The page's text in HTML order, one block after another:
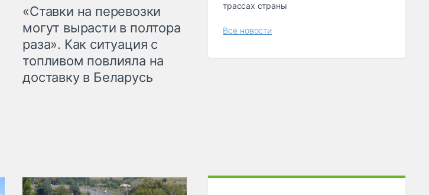
«Ставки на перевозки
могут вырасти в полтора
раза». Как ситуация с
топливом повлияла на
доставку в Беларусь
трассах страны
Все новости